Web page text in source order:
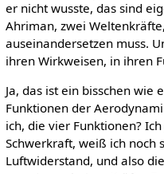
er nicht wusste, das sind
Ahriman, zwei
auseinandersetzen muss.
ihren Wirkweisen, in ihren
Ja, das ist ein bisschen wie
Funktionen der
ich, die vier Funktionen?
Schwerkraft, weiß ich noch
Luftwiderstand, und also